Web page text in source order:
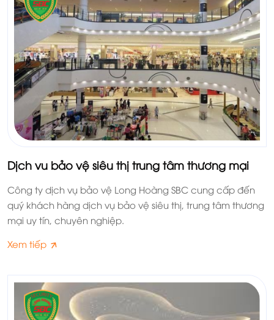
Dịch vu bảo vệ siêu thị trung tâm thương mại
Công ty dịch vụ bảo vệ Long Hoàng SBC cung cấp đến
quý khách hàng dịch vụ bảo vệ siêu thị, trung tâm thương
mại uy tín, chuyên nghiệp.
Xem tiếp